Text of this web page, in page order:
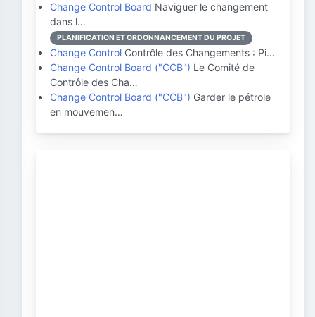
Change Control Board Naviguer le changement
dans l…
PLANIFICATION ET ORDONNANCEMENT DU PROJET
Change Control Contrôle des Changements : Pi…
Change Control Board ("CCB") Le Comité de
Contrôle des Cha…
Change Control Board ("CCB") Garder le pétrole
en mouvemen…